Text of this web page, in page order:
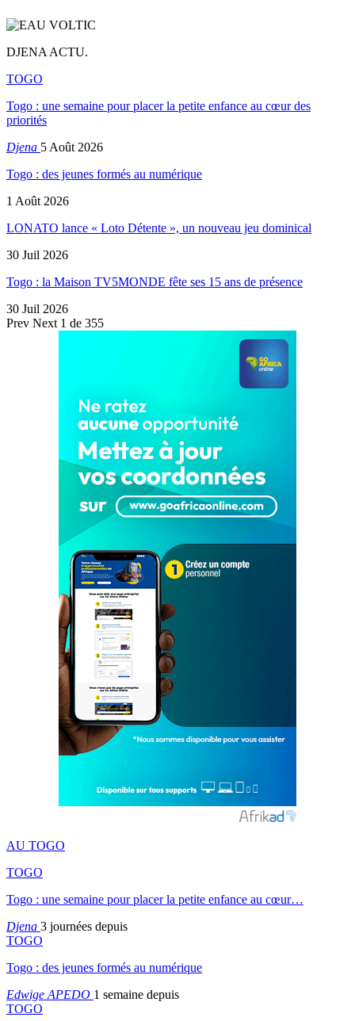
DJENA ACTU.
TOGO
Togo : une semaine pour placer la petite enfance au cœur des
priorités
Djena 5 Août 2026
Togo : des jeunes formés au numérique
1 Août 2026
LONATO lance « Loto Détente », un nouveau jeu dominical
30 Juil 2026
Togo : la Maison TV5MONDE fête ses 15 ans de présence
30 Juil 2026
Prev Next 1 de 355
AU TOGO
TOGO
Togo : une semaine pour placer la petite enfance au cœur…
Djena 3 journées depuis
TOGO
Togo : des jeunes formés au numérique
Edwige APEDO 1 semaine depuis
TOGO